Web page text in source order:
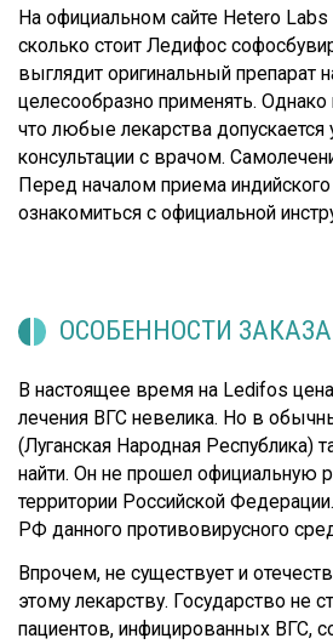
На официальном сайте Hetero
сколько стоит Ледифос
выглядит оригинальный препарат
целесообразно применять. Однако
что любые лекарства допускается
консультации с врачом.
Перед началом приема
ознакомиться с официальной
ОСОБЕННОСТИ ЗАКАЗА
В настоящее время на Ledifos
лечения ВГС невелика. Но в
(Луганская Народная Республика)
найти. Он не прошел официальную
территории Российской
РФ данного противовирусного
Впрочем, не существует и
этому лекарству. Государство не
пациентов, инфицированных ВГС,